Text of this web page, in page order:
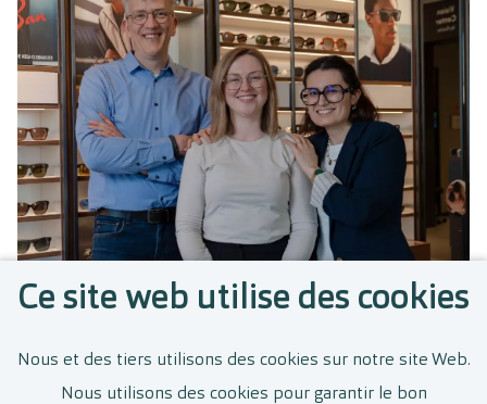
Ce site web utilise des cookies
Nous et des tiers utilisons des cookies sur notre site Web.
Nous utilisons des cookies pour garantir le bon